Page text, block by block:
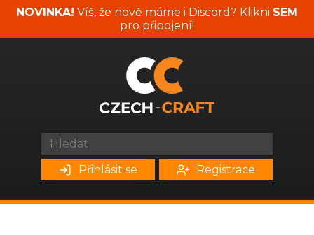
NOVINKA! Víš, že nově máme i Discord? Klikni SEM
pro připojení!
Přihlásit se Registrace